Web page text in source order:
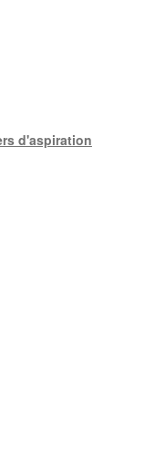
d'aspiration